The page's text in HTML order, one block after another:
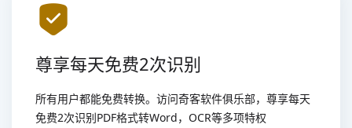
尊享每天免费2次识别
所有用户都能免费转换。访问奇客软件俱乐部，尊享每天
免费2次识别PDF格式转Word，OCR等多项特权